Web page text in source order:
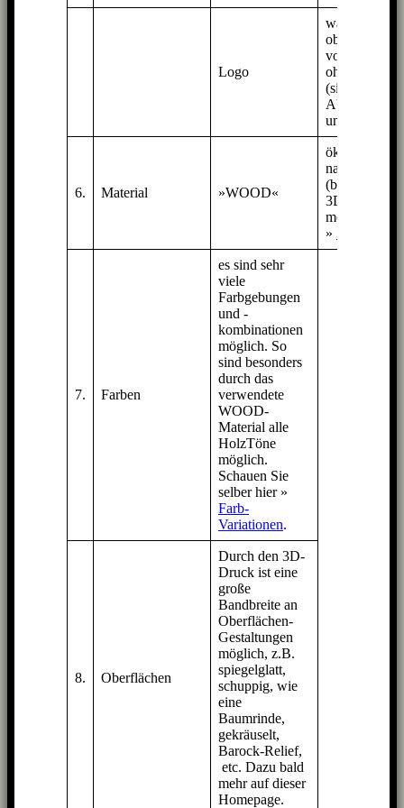
Logo
wahlweise
oben oder
vorne oder
ohne
(siehe
Abbildungen
unten)
6. Material »WOOD«
ökologisch +
nachhaltig
(betrifft das
3D-Kleid,
mehr dazu in
» 3D-Druck
7. Farben
es sind sehr
viele
Farbgebungen
und -
kombinationen
möglich. So
sind besonders
durch das
verwendete
WOOD-
Material alle
HolzTöne
möglich.
Schauen Sie
selber hier »
Farb-
Variationen.
8. Oberflächen
Durch den 3D-
Druck ist eine
große
Bandbreite an
Oberflächen-
Gestaltungen
möglich, z.B.
spiegelglatt,
schuppig, wie
eine
Baumrinde,
gekräuselt,
Barock-Relief,
etc. Dazu bald
mehr auf dieser
Homepage.